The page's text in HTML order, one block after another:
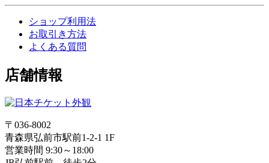
ショップ利用法
お取引き方法
よくある質問
店舗情報
〒036-8002
青森県弘前市駅前1-2-1 1F
営業時間 9:30～18:00